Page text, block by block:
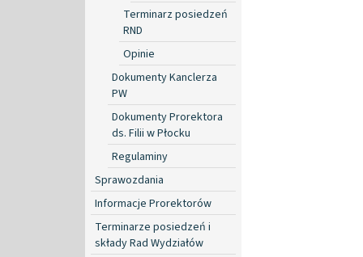
Terminarz posiedzeń
RND
Opinie
Dokumenty Kanclerza
PW
Dokumenty Prorektora
ds. Filii w Płocku
Regulaminy
Sprawozdania
Informacje Prorektorów
Terminarze posiedzeń i
składy Rad Wydziałów